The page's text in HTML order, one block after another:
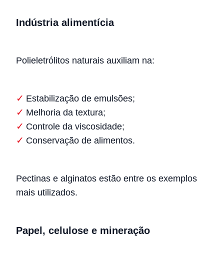
Indústria alimentícia
Polieletrólitos naturais auxiliam na:
Estabilização de emulsões;
Melhoria da textura;
Controle da viscosidade;
Conservação de alimentos.
Pectinas e alginatos estão entre os exemplos
mais utilizados.
Papel, celulose e mineração